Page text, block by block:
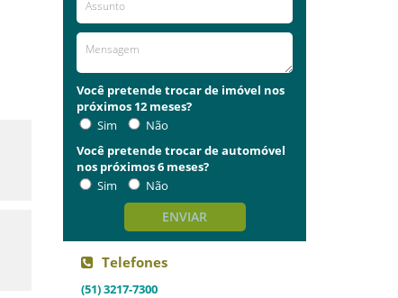
Você pretende trocar de imóvel nos
próximos 12 meses?
Sim
Não
Você pretende trocar de automóvel
nos próximos 6 meses?
Sim
Não
ENVIAR
Telefones
(51) 3217-7300